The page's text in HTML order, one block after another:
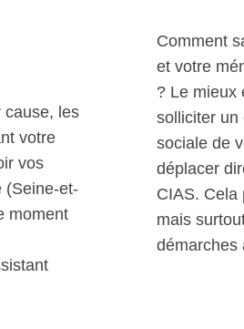
cause, les
votre
vos
(Seine-et-
moment
Comment
et votre
? Le mieux
solliciter un
sociale de
déplacer
CIAS. Cela
mais
démarches